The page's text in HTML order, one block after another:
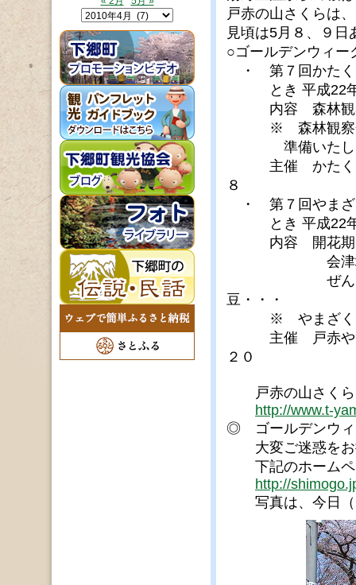
戸赤の山さくらは
見頃は5月８、９日
○ゴールデンウィー
・ 第７回かたく
とき 平成22年
内容 森林観察
※ 森林観察会に
準備いたし
主催 かたくり
８
・ 第７回やまざ
とき 平成22年
内容 開花期間
会津地鶏汁、
ぜんまい、凍
豆・・・
※ やまざくら学
主催 戸赤やま
２０
戸赤の山さくら
http://www.t-
◎ ゴールデンウィ
大変ご迷惑をお
下記のホームペ
http://
写真は、今日（